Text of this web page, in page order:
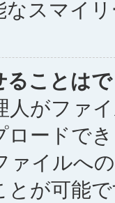
なスマイ
ることは
人がファ
ロードで
ァイルへ
とが可能